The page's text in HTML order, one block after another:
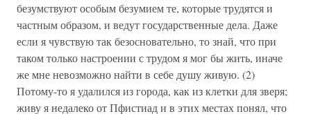
безумствуют особым безумием те, которые трудятся и
частным образом, и ведут государственные дела. Даже
если я чувствую так безосновательно, то знай, что при
таком только настроении с трудом я мог бы жить, иначе
же мне невозможно найти в себе душу живую. (2)
Потому-то я удалился из города, как из клетки для зверя;
живу я недалеко от Пфистиад и в этих местах понял, что